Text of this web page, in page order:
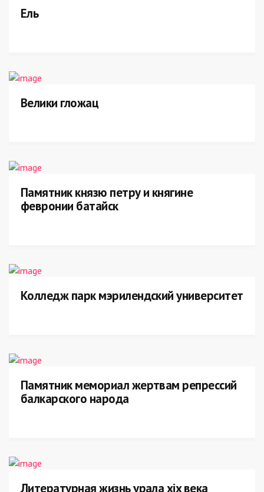
Ель
Велики гложац
Памятник князю петру и княгине
февронии батайск
Колледж парк мэрилендский университет
Памятник мемориал жертвам репрессий
балкарского народа
Литературная жизнь урала xix века